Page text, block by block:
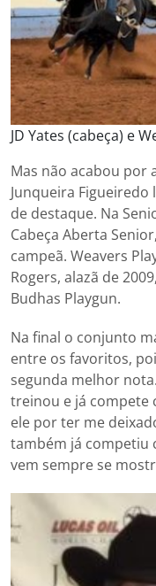
JD Yates (cabeça) e
Mas não acabou por
Junqueira
de destaque. Na
Cabeça Aberta
campeã. Weavers
Rogers, alazã de
Budhas Playgun.
Na final o conjunto
entre os favoritos,
segunda melhor
treinou e já compete
ele por ter me
também já competiu
vem sempre se